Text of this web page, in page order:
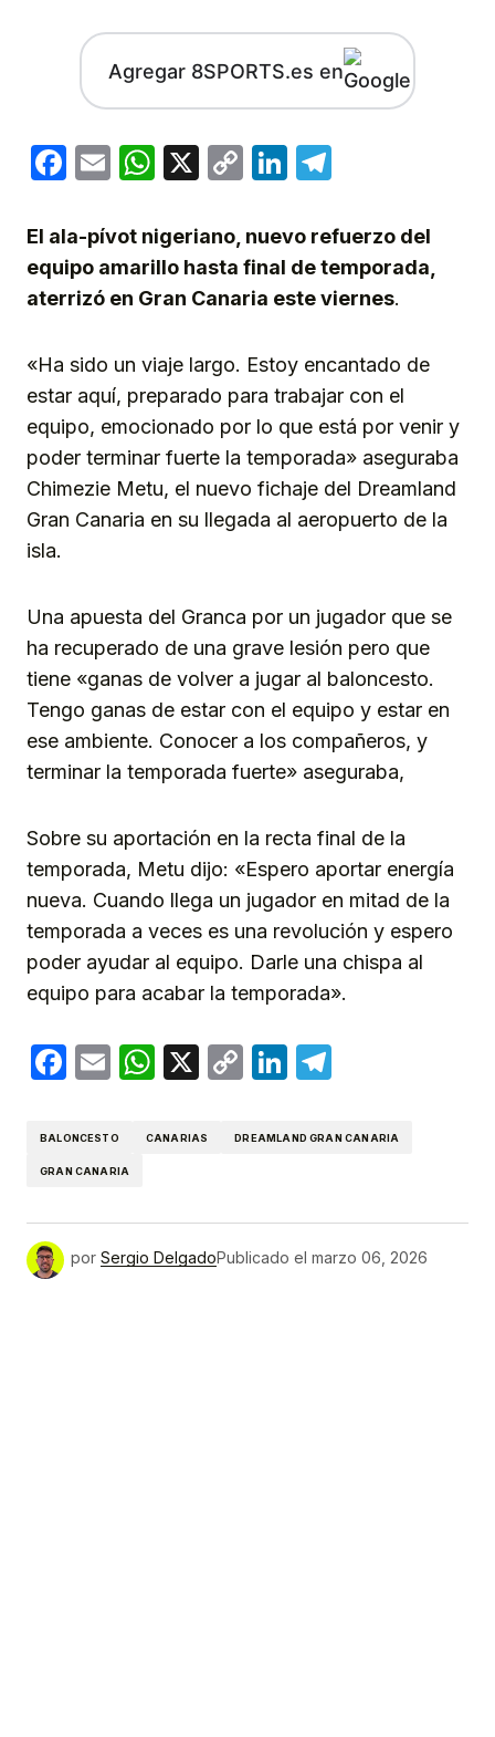
Agregar 8SPORTS.es en
Facebook
EmailWhatsApp
X
CopyLinkedIn
El ala-pívot nigeriano, nuevo refuerzo del
equipo amarillo hasta final de temporada,
aterrizó en Gran Canaria este viernes.
«Ha sido un viaje largo. Estoy encantado de
estar aquí, preparado para trabajar con el
equipo, emocionado por lo que está por venir y
poder terminar fuerte la temporada» aseguraba
Chimezie Metu, el nuevo fichaje del Dreamland
Gran Canaria en su llegada al aeropuerto de la
isla.
Una apuesta del Granca por un jugador que se
ha recuperado de una grave lesión pero que
tiene «ganas de volver a jugar al baloncesto.
Tengo ganas de estar con el equipo y estar en
ese ambiente. Conocer a los compañeros, y
terminar la temporada fuerte» aseguraba,
Sobre su aportación en la recta final de la
temporada, Metu dijo: «Espero aportar energía
nueva. Cuando llega un jugador en mitad de la
temporada a veces es una revolución y espero
poder ayudar al equipo. Darle una chispa al
equipo para acabar la temporada».
Facebook
EmailWhatsApp
X
CopyLinkedIn
BALONCESTO CANARIAS DREAMLAND GRAN CANARIA
GRAN CANARIA
por Sergio DelgadoPublicado el marzo 06, 2026